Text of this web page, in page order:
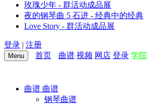
玫瑰少年 - 群活动成品展
夜的钢琴曲 5 石进 - 经典中的经典
Love Story - 群活动成品展
登录 | 注册
Menu 首页 曲谱 视频 网店 登录 学院
曲谱 曲谱
钢琴曲谱